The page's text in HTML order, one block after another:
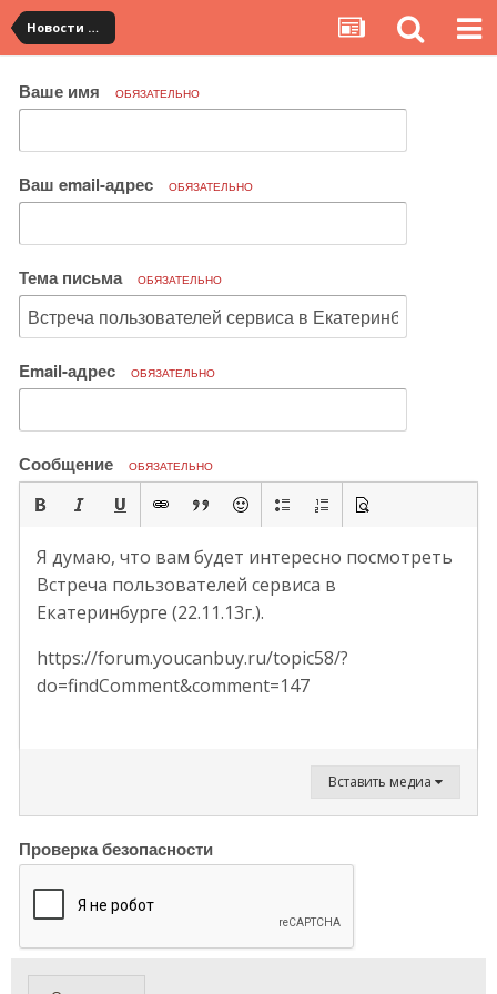
Новости сервиса
Ваше имя ОБЯЗАТЕЛЬНО
Ваш email-адрес ОБЯЗАТЕЛЬНО
Тема письма ОБЯЗАТЕЛЬНО
Email-адрес ОБЯЗАТЕЛЬНО
Сообщение ОБЯЗАТЕЛЬНО
Я думаю, что вам будет интересно посмотреть
Встреча пользователей сервиса в
Екатеринбурге (22.11.13г.).
https://forum.youcanbuy.ru/topic58/?
do=findComment&comment=147
Вставить медиа
Проверка безопасности